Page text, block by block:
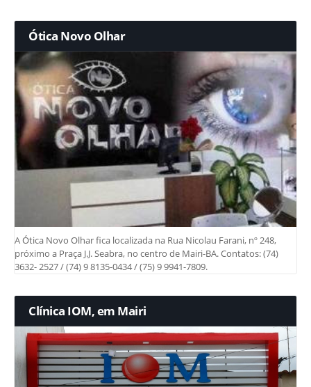
Ótica Novo Olhar
A Ótica Novo Olhar fica localizada na Rua Nicolau Farani, nº 248,
próximo a Praça J.J. Seabra, no centro de Mairi-BA. Contatos: (74)
3632- 2527 / (74) 9 8135-0434 / (75) 9 9941-7809.
Clínica IOM, em Mairi